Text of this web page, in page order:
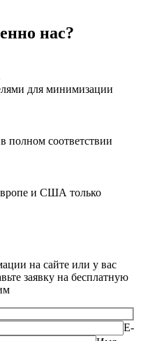
нас?
для минимизации
полном соответствии
и США только
на сайте или у вас
заявку на бесплатную
E-